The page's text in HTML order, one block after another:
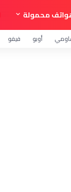
محمولة
أوبو فيفو